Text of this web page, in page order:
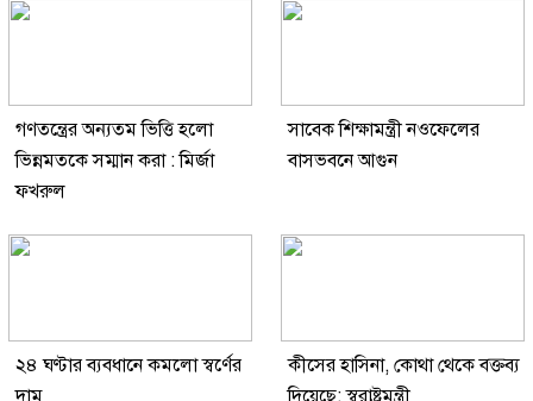
গণতন্ত্রের অন্যতম ভিত্তি হলো
ভিন্নমতকে সম্মান করা : মির্জা
ফখরুল
সাবেক শিক্ষামন্ত্রী নওফেলের
বাসভবনে আগুন
২৪ ঘণ্টার ব্যবধানে কমলো স্বর্ণের
দাম
কীসের হাসিনা, কোথা থেকে বক্তব্য
দিয়েছে: স্বরাষ্ট্রমন্ত্রী